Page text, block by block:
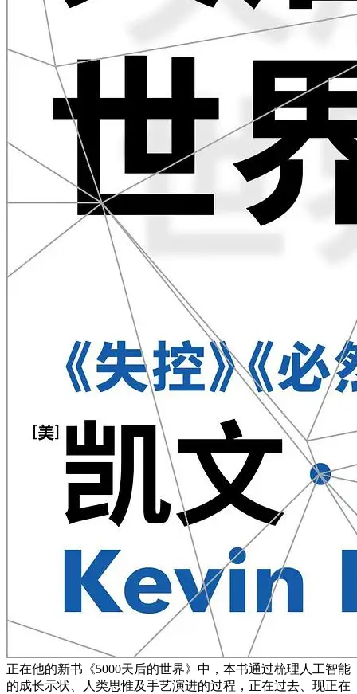
正在他的新书《5000天后的世界》中，本书通过梳理人工智能
的成长示状、人类思惟及手艺演进的过程，正在过去、现正在